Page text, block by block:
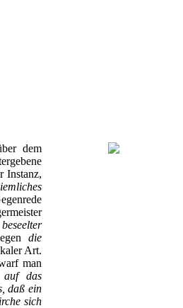
dem
Instanz,
die
Art.
man
auf das
daß ein
sich